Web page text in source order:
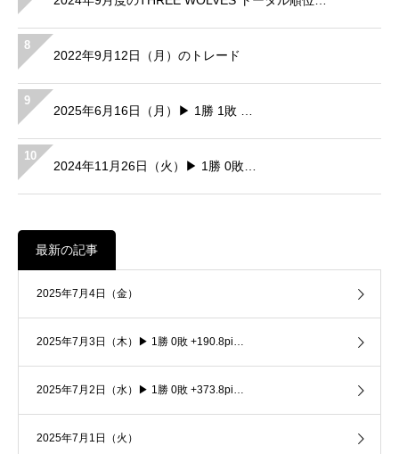
8
2022年9月12日（月）のトレード
9
2025年6月16日（月）▶ 1勝 1敗 …
10
2024年11月26日（火）▶ 1勝 0敗…
最新の記事
2025年7月4日（金）
2025年7月3日（木）▶ 1勝 0敗 +190.8pi…
2025年7月2日（水）▶ 1勝 0敗 +373.8pi…
2025年7月1日（火）